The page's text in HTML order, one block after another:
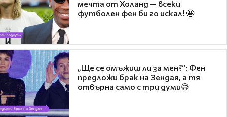
мечта от Холанд — всеки
футболен фен би го искал! 🤩
„Ще се омъжиш ли за мен?“: Фен
предложи брак на Зендая, а тя
отвърна само с три думи😅